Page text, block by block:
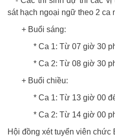
sát hạch ngoại ngữ theo 2 ca
+ Buổi sáng:
* Ca 1: Từ 07 giờ 30
* Ca 2: Từ 08 giờ 30
+ Buổi chiều:
* Ca 1: Từ 13 giờ 00
* Ca 2: Từ 14 giờ 00
Hội đồng xét tuyển viên